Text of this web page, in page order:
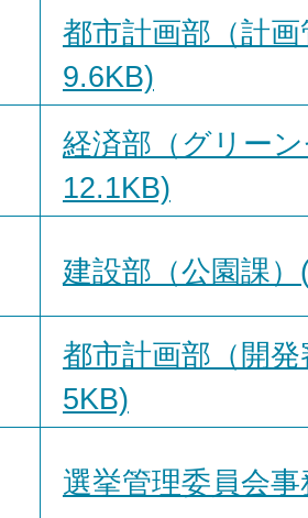
都市計画部（計
9.6KB)
経済部（グリー
12.1KB)
建設部（公園課
都市計画部（開
5KB)
選挙管理委員会